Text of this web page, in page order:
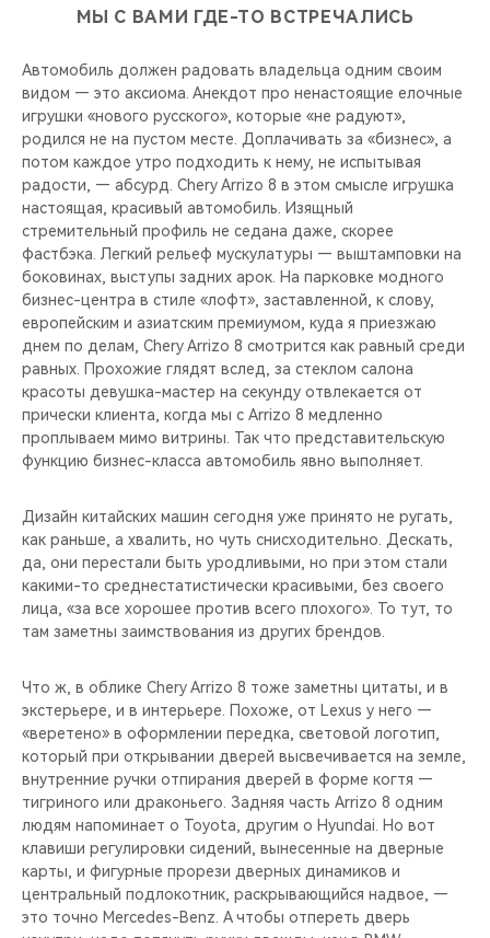
МЫ С ВАМИ ГДЕ-ТО ВСТРЕЧАЛИСЬ
Автомобиль должен радовать владельца одним своим
видом — это аксиома. Анекдот про ненастоящие елочные
игрушки «нового русского», которые «не радуют»,
родился не на пустом месте. Доплачивать за «бизнес», а
потом каждое утро подходить к нему, не испытывая
радости, — абсурд. Chery Arrizo 8 в этом смысле игрушка
настоящая, красивый автомобиль. Изящный
стремительный профиль не седана даже, скорее
фастбэка. Легкий рельеф мускулатуры — выштамповки на
боковинах, выступы задних арок. На парковке модного
бизнес-центра в стиле «лофт», заставленной, к слову,
европейским и азиатским премиумом, куда я приезжаю
днем по делам, Chery Arrizo 8 смотрится как равный среди
равных. Прохожие глядят вслед, за стеклом салона
красоты девушка-мастер на секунду отвлекается от
прически клиента, когда мы с Arrizo 8 медленно
проплываем мимо витрины. Так что представительскую
функцию бизнес-класса автомобиль явно выполняет.
Дизайн китайских машин сегодня уже принято не ругать,
как раньше, а хвалить, но чуть снисходительно. Дескать,
да, они перестали быть уродливыми, но при этом стали
какими-то среднестатистически красивыми, без своего
лица, «за все хорошее против всего плохого». То тут, то
там заметны заимствования из других брендов.
Что ж, в облике Chery Arrizo 8 тоже заметны цитаты, и в
экстерьере, и в интерьере. Похоже, от Lexus у него —
«веретено» в оформлении передка, световой логотип,
который при открывании дверей высвечивается на земле,
внутренние ручки отпирания дверей в форме когтя —
тигриного или драконьего. Задняя часть Arrizo 8 одним
людям напоминает о Toyota, другим о Hyundai. Но вот
клавиши регулировки сидений, вынесенные на дверные
карты, и фигурные прорези дверных динамиков и
центральный подлокотник, раскрывающийся надвое, —
это точно Mercedes-Benz. А чтобы отпереть дверь